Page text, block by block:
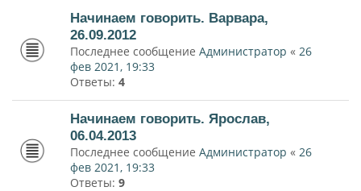
Начинаем говорить. Варвара,
26.09.2012
Последнее сообщение Администратор « 26
фев 2021, 19:33
Ответы: 4
Начинаем говорить. Ярослав,
06.04.2013
Последнее сообщение Администратор « 26
фев 2021, 19:33
Ответы: 9